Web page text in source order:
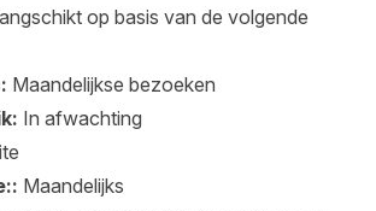
op basis van de volgende
Maandelijkse bezoeken
In afwachting
Maandelijks